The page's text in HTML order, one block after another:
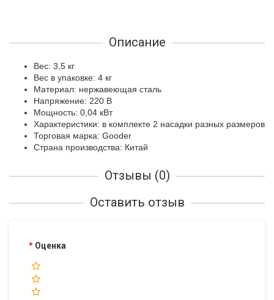
Описание
Вес: 3,5 кг
Вес в упаковке: 4 кг
Материал: нержавеющая сталь
Напряжение: 220 В
Мощность: 0,04 кВт
Характеристики: в комплекте 2 насадки разных размеров
Торговая марка: Gooder
Страна производства: Китай
Отзывы (0)
Оставить отзыв
Оценка